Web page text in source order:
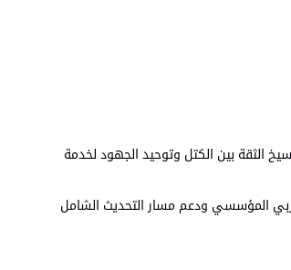
الثقة بين الكتل وتوحيد الجهود لخدمة
المؤسسي ودعم مسار التحديث الشامل